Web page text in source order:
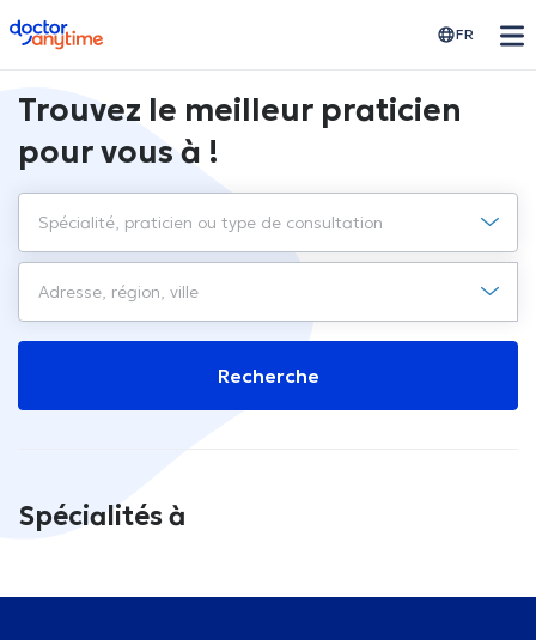
doctoranytime FR
Trouvez le meilleur praticien
pour vous à !
Recherche
Spécialités à